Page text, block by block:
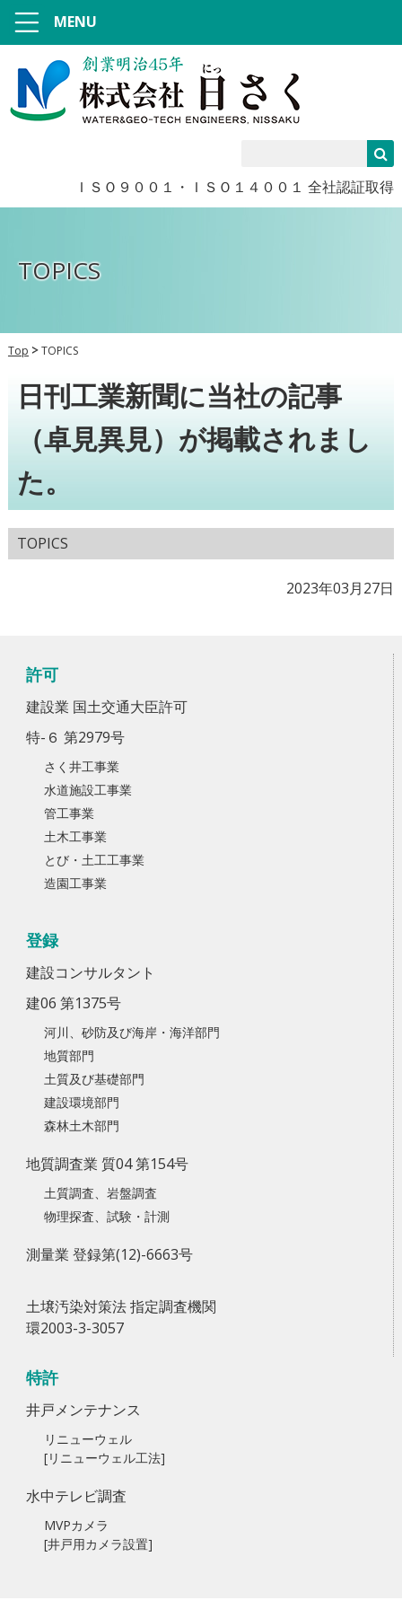
ＩＳＯ９００１・ＩＳＯ１４００１ 全社認証取得
MENU
TOPICS
Top TOPICS
日刊工業新聞に当社の記事
（卓見異見）が掲載されまし
た。
TOPICS
2023年03月27日
許可
建設業 国土交通大臣許可
特-６ 第2979号
さく井工事業
水道施設工事業
管工事業
土木工事業
とび・土工工事業
造園工事業
登録
建設コンサルタント
建06 第1375号
河川、砂防及び海岸・海洋部門
地質部門
土質及び基礎部門
建設環境部門
森林土木部門
地質調査業 質04 第154号
土質調査、岩盤調査
物理探査、試験・計測
測量業 登録第(12)-6663号
土壌汚染対策法 指定調査機関
環2003-3-3057
特許
井戸メンテナンス
リニューウェル
[リニューウェル工法]
水中テレビ調査
MVPカメラ
[井戸用カメラ設置]